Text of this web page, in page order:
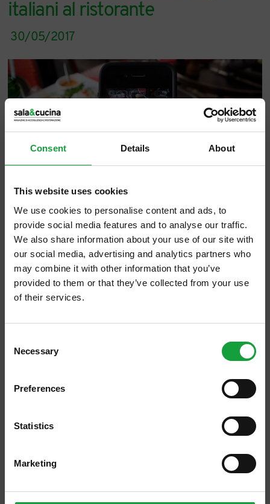
Consent Details About
This website uses cookies
We use cookies to personalise content and ads, to
provide social media features and to analyse our traffic.
We also share information about your use of our site with
our social media, advertising and analytics partners who
may combine it with other information that you’ve
provided to them or that they’ve collected from your use
of their services.
Selection
Necessary
Preferences
Statistics
Marketing
italiani al ristorante
30/05/2017
S’intitola “Italiani al ristorante” - sottotitolo:
“Siamo tuttiinfluencer”- l’indagine realizzata
daDoxaperGrouponin occasione diChef
Awards, l’evento food tenutosi lo scorso 29
nazionali sulla base delle recensioni lasciate
dai clienti online.
Secondo il sondaggio, se è vero che
concedersi un pasto fuori casa, soprattutto a
base di
un’occasione per staccare la spina insieme a
familiari e amici, è altrettanto innegabile che
pranzi e cene abbiano sempre piùun risvolto
ISCRIVITI ALLA NEWSLETTER
Resta aggiornato su tutte le ultime novita nel campo